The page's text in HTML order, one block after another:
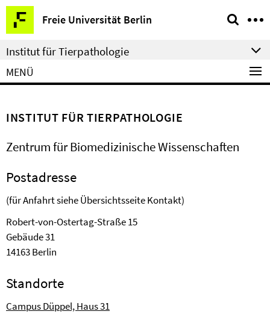
Springe
direkt
zu
Inhalt
Freie Universität Berlin
Service-
Navigation
Institut für Tierpathologie
MENÜ
INSTITUT FÜR TIERPATHOLOGIE
Zentrum für Biomedizinische Wissenschaften
Postadresse
(für Anfahrt siehe Übersichtsseite Kontakt)
Robert-von-Ostertag-Straße 15
Ge­bäude 31
14163 Berlin
Stand­orte
Campus Düppel, Haus 31